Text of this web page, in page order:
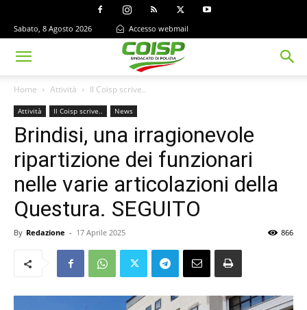
Sabato, 8 Agosto 2026 Accesso webmail
Home Attività Il Coisp scrive..
Attività Il Coisp scrive.. News
Brindisi, una irragionevole
ripartizione dei funzionari
nelle varie articolazioni della
Questura. SEGUITO
By Redazione - 17 Aprile 2025 866